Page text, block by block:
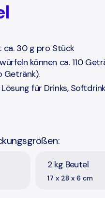
ca. 30 g pro Stück
können ca. 110
Getränk).
für Drinks,
2 kg Beutel
17 x 28 x 6 cm